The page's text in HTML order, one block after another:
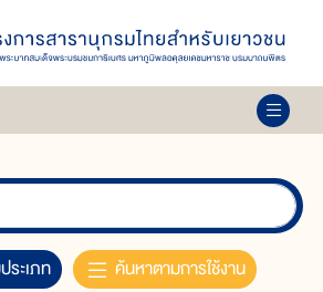
ระเภท ค้นหาตามการใช้งาน